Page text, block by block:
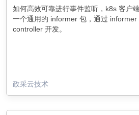
如何高效可靠进行事件监听，k8s 客户
一个通用的 informer 包，通过
controller 开发。
政采云技术